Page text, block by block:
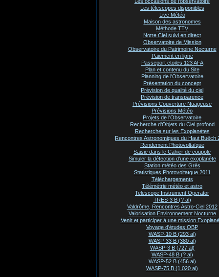
Les télescopes disponibles
Live Météo
Maison des astronomes
Méthode TTV
Notre Ciel suivi en direct
Observatoire de Mission
Observatoire du Patrimoine Nocturne
Paiement en ligne
Passeport etoiles 123 AFA
Plan et contenu du Site
Planning de l'Observatoire
Présentation du concept
Prévision de qualité du ciel
Prévision de transparence
Prévisions Couverture Nuageuse
Prévisions Météo
Projets de l'Observatoire
Recherche d'Objets du Ciel profond
Recherche sur les Exoplanètes
Rencontres Astronomiques du Haut Buëch
Rendement Photovoltaïque
Saisie dans le Cahier de coupole
Simuler la détection d'une exoplanète
Station météo des Grès
Statistiques Photovoltaïque 2011
Téléchargements
Télémétrie météo et astro
Telescope Instrument Operator
TRES-3 B (? al)
Valdrôme, Rencontres Astro-Ciel 2012
Valorisation Environnement Nocturne
Venir et participer à une mission
Voyage d'études OBP
WASP-10 B (293 al)
WASP-33 B (380 al)
WASP-3 B (727 al)
WASP-48 B (? al)
WASP-52 B (456 al)
WASP-75 B (1.020 al)